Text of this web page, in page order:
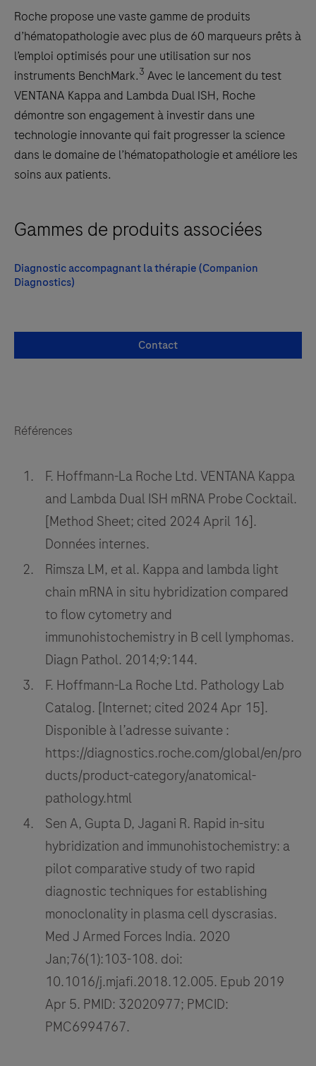
Roche propose une vaste gamme de produits
d’hématopathologie avec plus de 60 marqueurs prêts à
l’emploi optimisés pour une utilisation sur nos
instruments BenchMark.3 Avec le lancement du test
VENTANA Kappa and Lambda Dual ISH, Roche
démontre son engagement à investir dans une
technologie innovante qui fait progresser la science
dans le domaine de l’hématopathologie et améliore les
soins aux patients.
Gammes de produits associées
Diagnostic accompagnant la thérapie (Companion
Diagnostics)
Contact
Références
F. Hoffmann-La Roche Ltd. VENTANA Kappa
and Lambda Dual ISH mRNA Probe Cocktail.
[Method Sheet; cited 2024 April 16].
Données internes.
Rimsza LM, et al. Kappa and lambda light
chain mRNA in situ hybridization compared
to flow cytometry and
immunohistochemistry in B cell lymphomas.
Diagn Pathol. 2014;9:144.
F. Hoffmann-La Roche Ltd. Pathology Lab
Catalog. [Internet; cited 2024 Apr 15].
Disponible à l’adresse suivante :
https://diagnostics.roche.com/global/en/pro
ducts/product-category/anatomical-
pathology.html
Sen A, Gupta D, Jagani R. Rapid in-situ
hybridization and immunohistochemistry: a
pilot comparative study of two rapid
diagnostic techniques for establishing
monoclonality in plasma cell dyscrasias.
Med J Armed Forces India. 2020
Jan;76(1):103-108. doi:
10.1016/j.mjafi.2018.12.005. Epub 2019
Apr 5. PMID: 32020977; PMCID:
PMC6994767.